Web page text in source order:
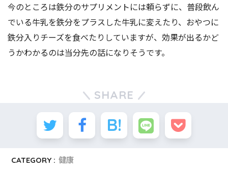
今のところは鉄分のサプリメントには頼らずに、普段飲ん
でいる牛乳を鉄分をプラスした牛乳に変えたり、おやつに
鉄分入りチーズを食べたりしていますが、効果が出るかど
うかわかるのは当分先の話になりそうです。
SHARE
CATEGORY : 健康